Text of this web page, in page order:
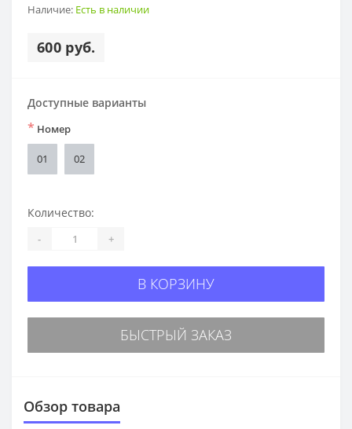
Наличие: Есть в наличии
600 руб.
Доступные варианты
* Номер
01 02
Количество:
- +
В КОРЗИНУ
БЫСТРЫЙ ЗАКАЗ
Обзор товара